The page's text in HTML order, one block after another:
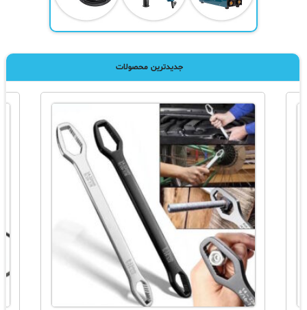
جدیدترین محصولات